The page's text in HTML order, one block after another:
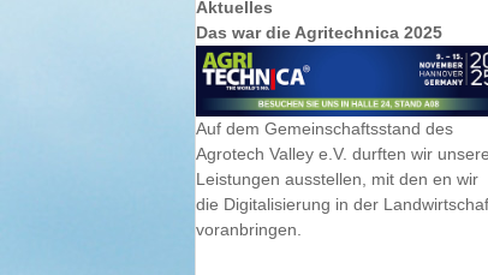
Aktuelles
Das war die Agritechnica 2025
Auf dem Gemeinschaftsstand des
Agrotech Valley e.V. durften wir unsere
Leistungen ausstellen, mit den en wir
die Digitalisierung in der
voranbringen.